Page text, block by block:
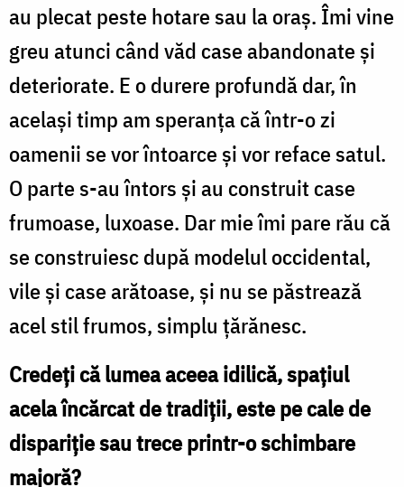
au plecat peste hotare sau la oraș. Îmi vine
greu atunci când văd case abandonate și
deteriorate. E o durere profundă dar, în
același timp am speranța că într-o zi
oamenii se vor întoarce și vor reface satul.
O parte s-au întors și au construit case
frumoase, luxoase. Dar mie îmi pare rău că
se construiesc după modelul occidental,
vile și case arătoase, și nu se păstrează
acel stil frumos, simplu țărănesc.
Credeți că lumea aceea idilică, spațiul
acela încărcat de tradiții, este pe cale de
dispariție sau trece printr-o schimbare
majoră?